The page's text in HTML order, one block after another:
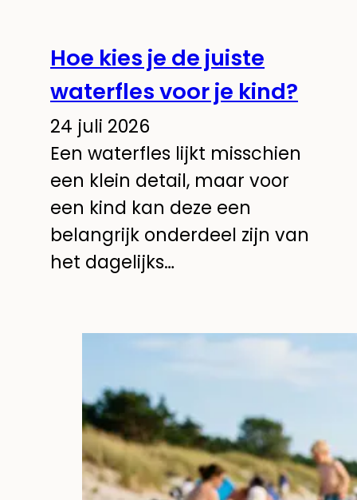
Hoe kies je de juiste
waterfles voor je kind?
24 juli 2026
Een waterfles lijkt misschien
een klein detail, maar voor
een kind kan deze een
belangrijk onderdeel zijn van
het dagelijks…